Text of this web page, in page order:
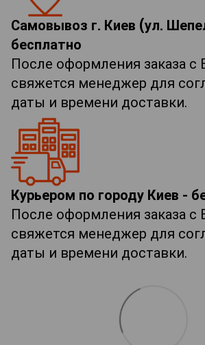
Самовывоз г. Киев (ул.
бесплатно
После оформления заказа с
свяжется менеджер для
даты и времени доставки.
Курьером по городу Киев -
После оформления заказа с
свяжется менеджер для
даты и времени доставки.